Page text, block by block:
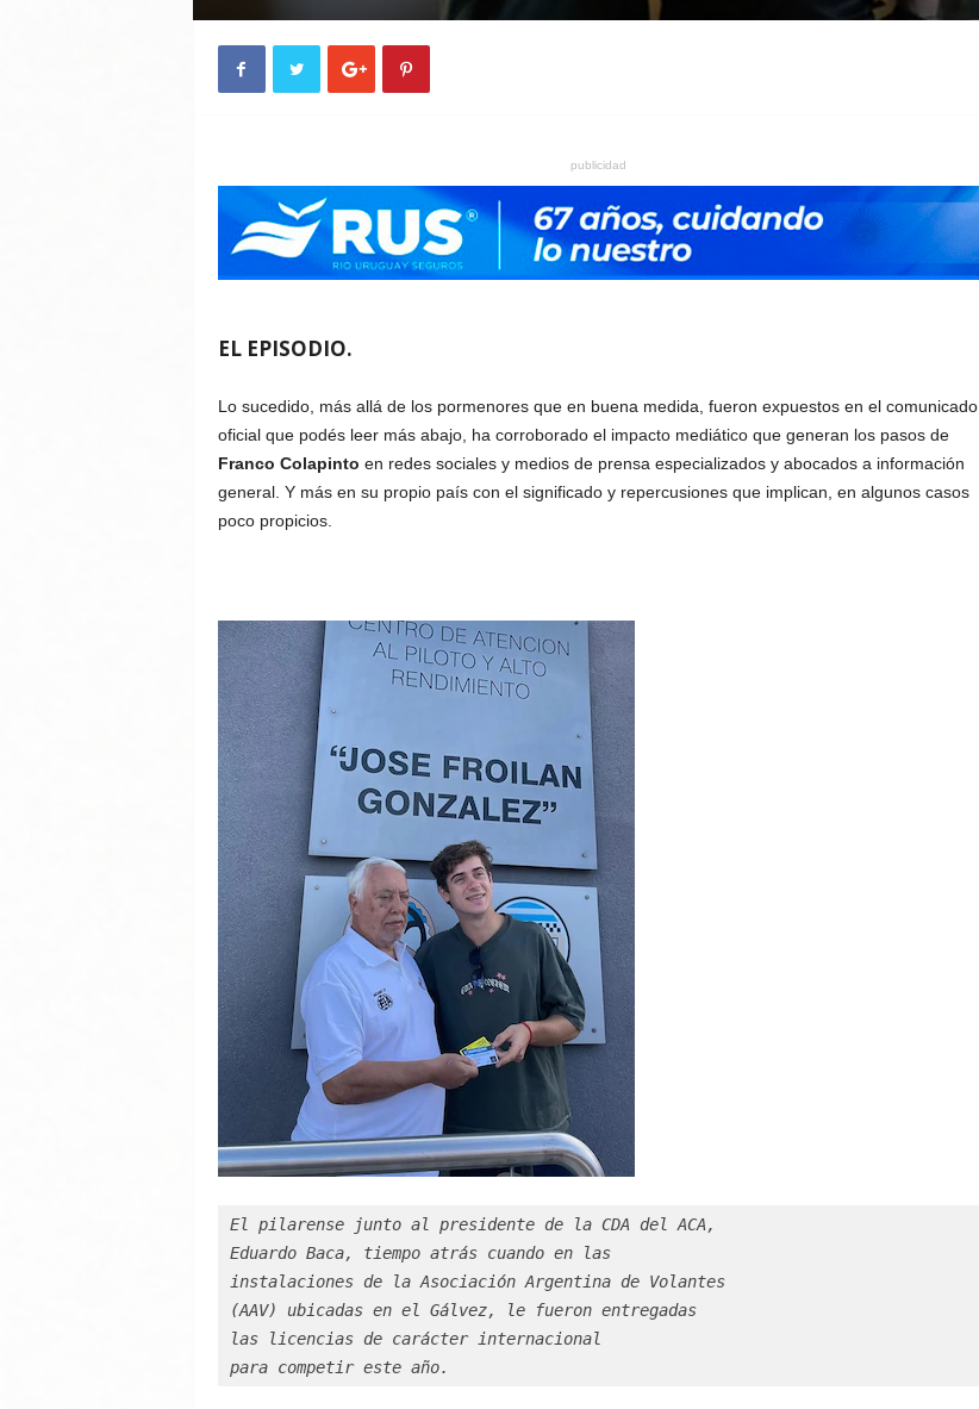
publicidad
EL EPISODIO.
Lo sucedido, más allá de los pormenores que en buena medida, fueron expuestos en el comunicado
oficial que podés leer más abajo, ha corroborado el impacto mediático que generan los pasos de
Franco Colapinto en redes sociales y medios de prensa especializados y abocados a información
general. Y más en su propio país con el significado y repercusiones que implican, en algunos casos
poco propicios.
El pilarense junto al presidente de la CDA del ACA,
Eduardo Baca, tiempo atrás cuando en las
instalaciones de la Asociación Argentina de Volantes
(AAV) ubicadas en el Gálvez, le fueron entregadas
las licencias de carácter internacional
para competir este año.